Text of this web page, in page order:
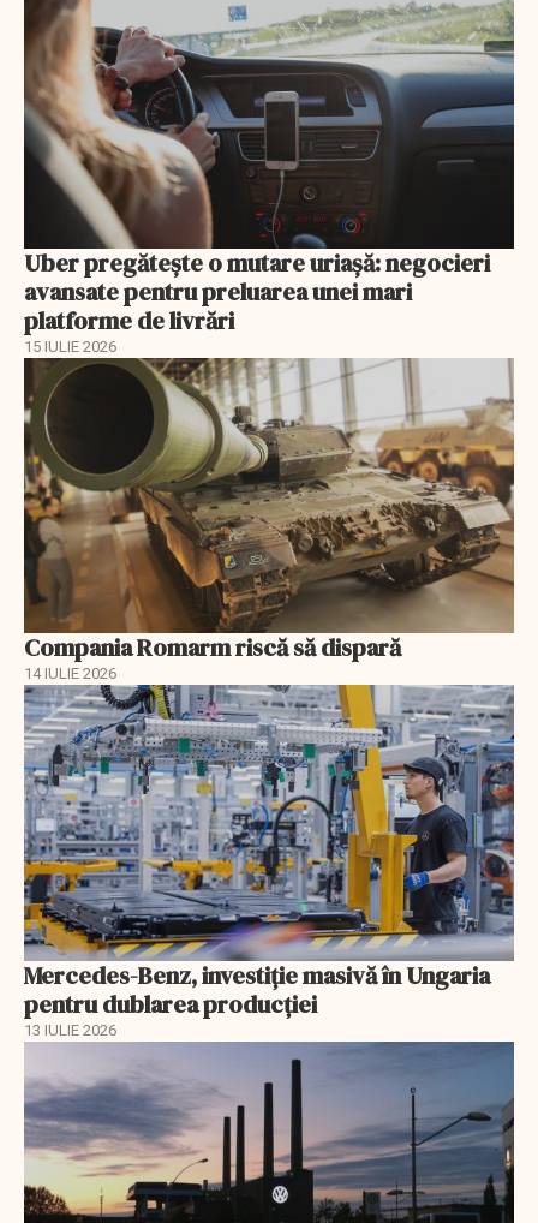
Uber pregătește o mutare uriașă: negocieri
avansate pentru preluarea unei mari
platforme de livrări
15 IULIE 2026
Compania Romarm riscă să dispară
14 IULIE 2026
Mercedes-Benz, investiție masivă în Ungaria
pentru dublarea producției
13 IULIE 2026